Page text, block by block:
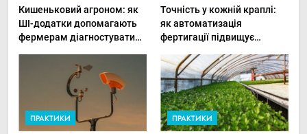
Кишеньковий агроном: як
ШІ-додатки допомагають
фермерам діагностувати
Точність у кожній краплі:
як автоматизація
фертигації підвищує
ПРАКТИКИ ПРАКТИКИ